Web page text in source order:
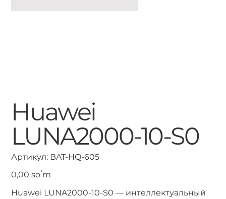
Huawei
LUNA2000-10-S0
Артикул: Артикул:
BAT-
BAT-HQ-605
Цена
0,00 soʻm
Huawei LUNA2000-10-S0 — интеллектуальный